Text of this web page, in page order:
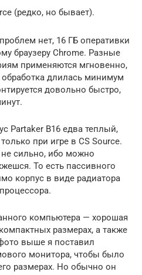
(редко, но бывает).
нет, 16 ГБ оперативки
браузеру Chrome. Разные
применяются мгновенно,
длилась минимум
довольно быстро,
Partaker B16 едва теплый,
при игре в CS Source.
сильно, ибо можно
То есть пассивного
корпус в виде радиатора
компьютера — хорошая
размерах, а также
выше я поставил
монитора, чтобы было
размерах. Но обычно он